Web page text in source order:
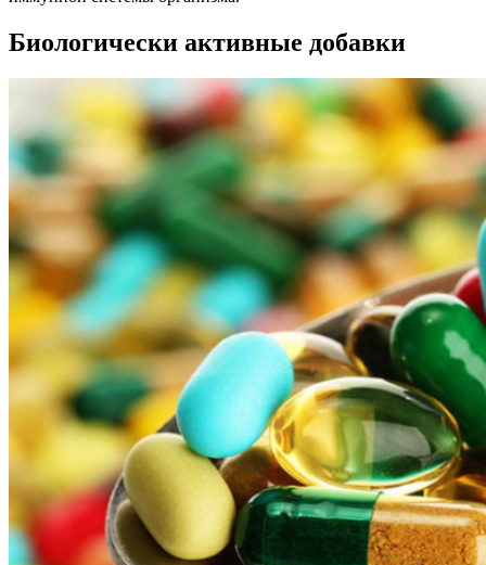
Биологически активные добавки